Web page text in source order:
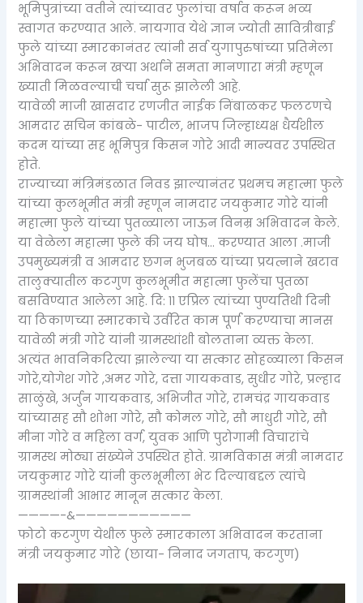
भूमिपुत्रांच्या वतीने त्यांच्यावर फुलांचा वर्षाव करून भव्य
स्वागत करण्यात आले. नायगाव येथे ज्ञान ज्योती सावित्रीबाई
फुले यांच्या स्मारकानंतर त्यांनी सर्व युगापुरुषांच्या प्रतिमेला
अभिवादन करून खऱ्या अर्थाने समता मानणारा मंत्री म्हणून
ख्याती मिळवल्याची चर्चा सुरू झालेली आहे.
यावेळी माजी खासदार रणजीत नाईक निंबाळकर फलटणचे
आमदार सचिन कांबळे- पाटील, भाजप जिल्हाध्यक्ष धैर्यशील
कदम यांच्या सह भूमिपुत्र किसन गोरे आदी मान्यवर उपस्थित
होते.
राज्याच्या मंत्रिमंडळात निवड झाल्यानंतर प्रथमच महात्मा फुले
यांच्या कुलभूमीत मंत्री म्हणून नामदार जयकुमार गोरे यांनी
महात्मा फुले यांच्या पुतळ्याला जाऊन विनम्र अभिवादन केले.
या वेळेला महात्मा फुले की जय घोष… करण्यात आला .माजी
उपमुख्यमंत्री व आमदार छगन भुजबळ यांच्या प्रयत्नाने खटाव
तालुक्यातील कटगुण कुलभूमीत महात्मा फुलेंचा पुतळा
बसविण्यात आलेला आहे. दि: ११ एप्रिल त्यांच्या पुण्यतिथी दिनी
या ठिकाणच्या स्मारकाचे उर्वरित काम पूर्ण करण्याचा मानस
यावेळी मंत्री गोरे यांनी ग्रामस्थांशी बोलताना व्यक्त केला.
अत्यंत भावनिकरित्या झालेल्या या सत्कार सोहळ्याला किसन
गोरे,योगेश गोरे ,अमर गोरे, दत्ता गायकवाड, सुधीर गोरे, प्रल्हाद
साळुंखे, अर्जुन गायकवाड, अभिजीत गोरे, रामचंद्र गायकवाड
यांच्यासह सौ शोभा गोरे, सौ कोमल गोरे, सौ माधुरी गोरे, सौ
मीना गोरे व महिला वर्ग, युवक आणि पुरोगामी विचारांचे
ग्रामस्थ मोठ्या संख्येने उपस्थित होते. ग्रामविकास मंत्री नामदार
जयकुमार गोरे यांनी कुलभूमीला भेट दिल्याबद्दल त्यांचे
ग्रामस्थांनी आभार मानून सत्कार केला.
————-&———————————
फोटो कटगुण येथील फुले स्मारकाला अभिवादन करताना
मंत्री जयकुमार गोरे (छाया- निनाद जगताप, कटगुण)